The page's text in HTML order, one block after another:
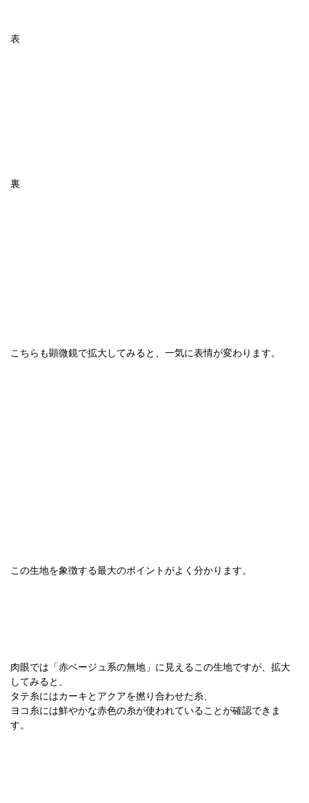
表
裏
こちらも顕微鏡で拡大してみると、一気に表情が変わります。
この生地を象徴する最大のポイントがよく分かります。
肉眼では「赤ベージュ系の無地」に見えるこの生地ですが、拡大
してみると、
タテ糸にはカーキとアクアを撚り合わせた糸、
ヨコ糸には鮮やかな赤色の糸が使われていることが確認できま
す。